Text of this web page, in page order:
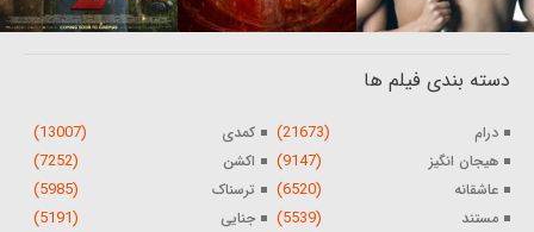
دسته بندی فیلم ها
درام (21673) کمدی (13007)
هیجان انگیز (9147) اکشن (7252)
عاشقانه (6520) ترسناک (5985)
مستند (5539) جنایی (5191)